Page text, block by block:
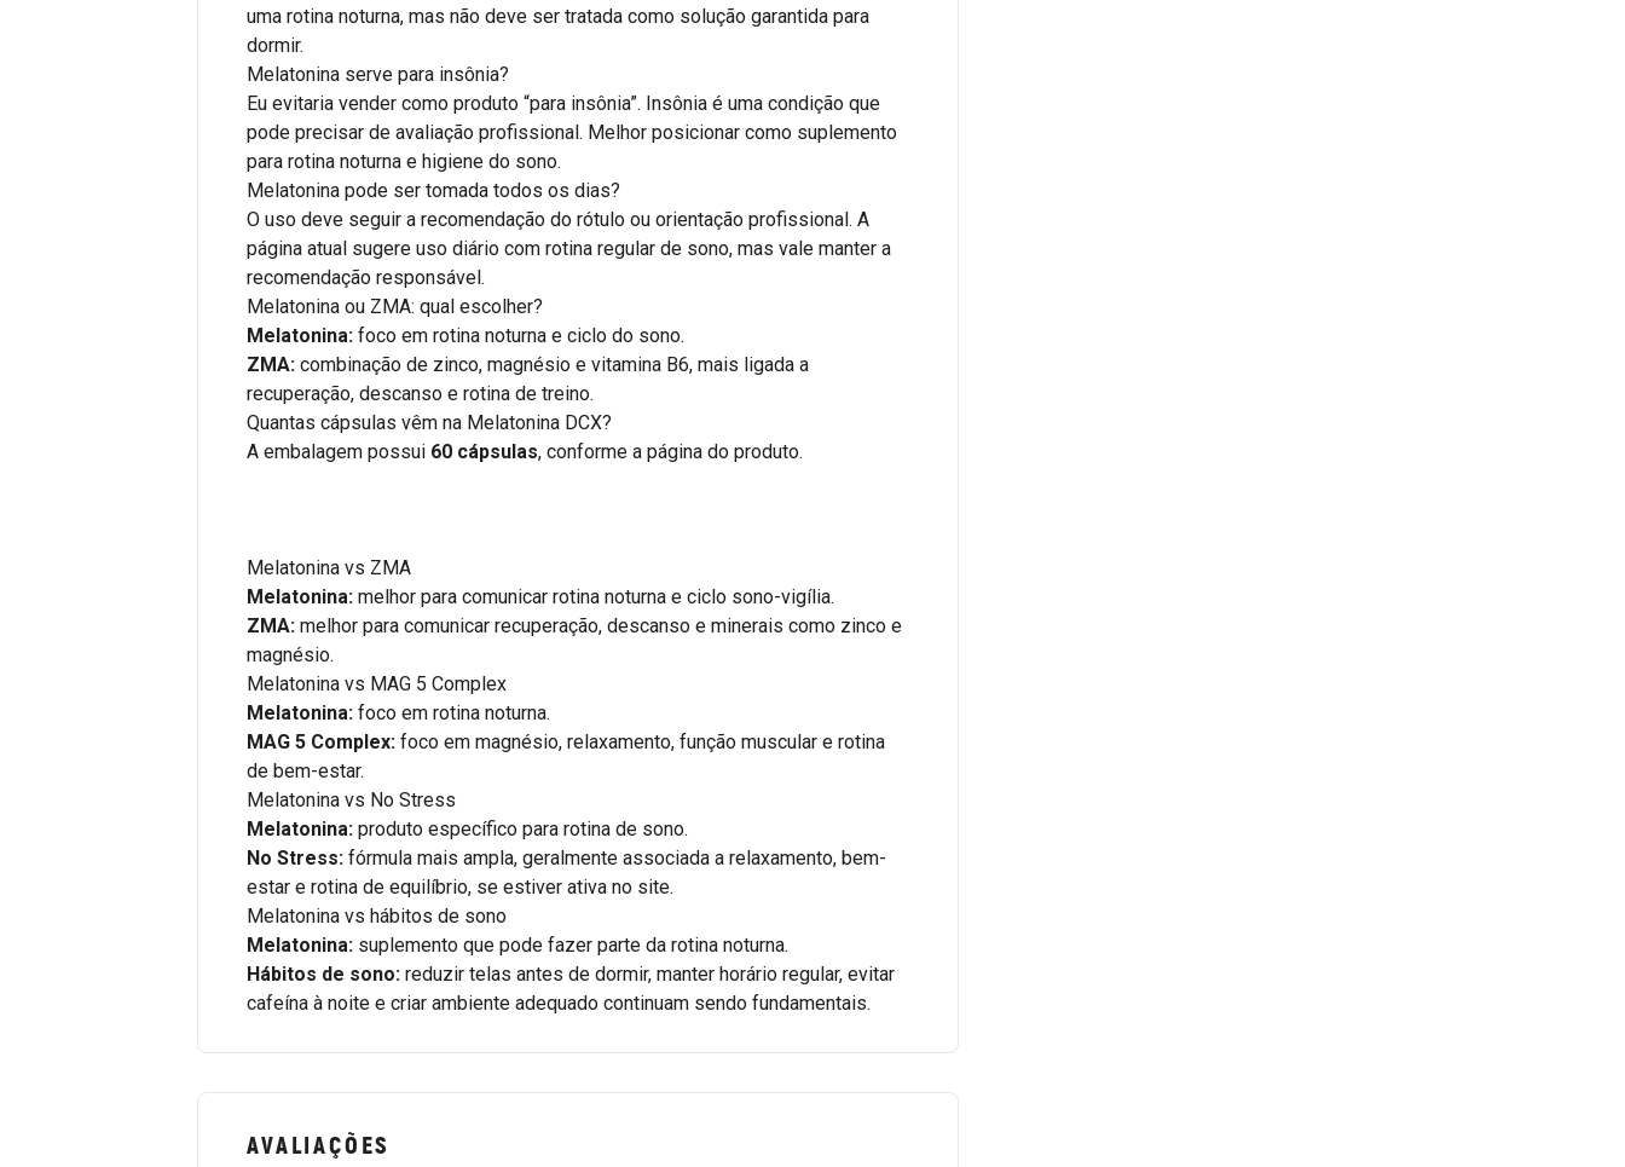
uma rotina noturna, mas não deve ser tratada como solução garantida para
dormir.
Melatonina serve para insônia?
Eu evitaria vender como produto “para insônia”. Insônia é uma condição que
pode precisar de avaliação profissional. Melhor posicionar como suplemento
para rotina noturna e higiene do sono.
Melatonina pode ser tomada todos os dias?
O uso deve seguir a recomendação do rótulo ou orientação profissional. A
página atual sugere uso diário com rotina regular de sono, mas vale manter a
recomendação responsável.
Melatonina ou ZMA: qual escolher?
Melatonina: foco em rotina noturna e ciclo do sono.
ZMA: combinação de zinco, magnésio e vitamina B6, mais ligada a
recuperação, descanso e rotina de treino.
Quantas cápsulas vêm na Melatonina DCX?
A embalagem possui 60 cápsulas, conforme a página do produto.
Melatonina vs ZMA
Melatonina: melhor para comunicar rotina noturna e ciclo sono-vigília.
ZMA: melhor para comunicar recuperação, descanso e minerais como zinco e
magnésio.
Melatonina vs MAG 5 Complex
Melatonina: foco em rotina noturna.
MAG 5 Complex: foco em magnésio, relaxamento, função muscular e rotina
de bem-estar.
Melatonina vs No Stress
Melatonina: produto específico para rotina de sono.
No Stress: fórmula mais ampla, geralmente associada a relaxamento, bem-
estar e rotina de equilíbrio, se estiver ativa no site.
Melatonina vs hábitos de sono
Melatonina: suplemento que pode fazer parte da rotina noturna.
Hábitos de sono: reduzir telas antes de dormir, manter horário regular, evitar
cafeína à noite e criar ambiente adequado continuam sendo fundamentais.
AVALIAÇÕES